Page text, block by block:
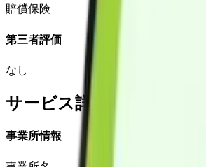
賠償保険
第三者評価
なし
サービス詳細
事業所情報